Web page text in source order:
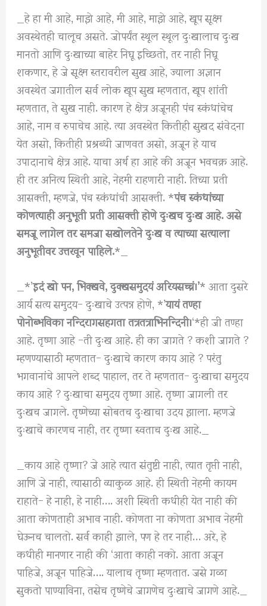
_हे हा मी आहे, माझे आहे, मी आहे, माझे आहे, खूप सूक्ष्म
अवस्थेतही चालूच असते. जोपर्यंत स्थूल स्थूल दुःखालाच दुःख
मानतो आणि दुःखाच्या बाहेर निघू इच्छितो, तर नाही निघू
शकणार, हे जे सूक्ष्म स्तरावरील सुख आहे, ज्याला अज्ञान
अवस्थेत जगातील सर्व लोक खूप सुख म्हणतात, खूप शांती
म्हणतात, ते सुख नाही. कारण हे क्षेत्र अजूनही पंच स्कंधांचेच
आहे, नाम व रुपाचेच आहे. त्या अवस्थेत कितीही सुखद संवेदना
येत असो, कितीही प्रश्रब्धी जाणवत असो, अजून हे याच
उपादानाचे क्षेत्र आहे. याचा अर्थ हा आहे की अजून भवचक्र आहे.
ही तर अनित्य स्थिती आहे, नेहमी राहणारी नाही. तिच्या प्रती
आसक्ती, म्हणजे, पंच स्कंधांची आसक्ती. *पंच स्कंधांच्या
कोणत्याही अनुभूती प्रती आसक्ती होणे दुःखच दुःख आहे. असे
समजू लागेल तर समजा सखोलतेने दुःख व त्याच्या सत्याला
अनुभूतीवर उत्तरवून पाहिले.*_
_*’इदं खो पन, भिक्खवे, दुक्खसमुदयं अरियसच्चं।’* आता दुसरे
आर्य सत्य समुदय- दुःखाचे उत्पन्न होणे, *’यायं तण्हा
पोनोब्भविका नन्दिरागसहगता तत्रतत्राभिनन्दिनी।‘*ही जी तण्हा
आहे. तृष्णा आहे -ती दुःख आहे. ही का जागते ? कशी जागते ?
म्हणण्यासाठी म्हणतात- दुःखाचे कारण काय आहे ? परंतु
भगवानांचे आपले शब्द पाहाल, तर ते म्हणतात- दुःखाचा समुदय
काय आहे ? दुःखाचा समुदय तृष्णा आहे. तृष्णा जागली तर
दुःखच जागले. तृष्णेच्या सोबतच दुःखाचा उदय झाला. म्हणजे
दुःखाचे कारणच नाही, तर तृष्णा स्वताच दुःख आहे._
_काय आहे तृष्णा? जे आहे त्यात संतुष्टी नाही, त्यात तृप्ती नाही,
आणि जे नाही, त्यासाठी व्याकुळ आहे. ही स्थिती नेहमी कायम
राहाते- हे नाही, हे नाही…. अशी स्थिती कधीही येत नाही की
आता कोणताही अभाव नाही. कोणता ना कोणता अभाव नेहमी
घेऊनच चालतो. सर्व काही झाले, पण हे तर नाही… अरे, हे
कधीही मानणार नाही की ‘आता काही नको. आता अजून
पाहिजे, अजून पाहिजे…. यालाच तृष्णा म्हणतात. जसे गळा
सुकतो पाण्याविना, तसेच तृष्णेचे जागणेच दुःखाचे जागणे आहे._